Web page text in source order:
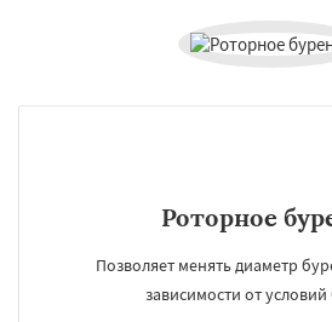
Роторное
Позволяет менять диаметр
зависимости от